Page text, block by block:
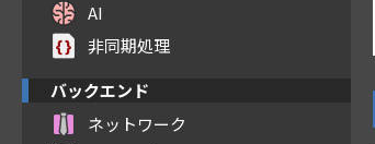
AI
非同期処理
バックエンド
ネットワーク